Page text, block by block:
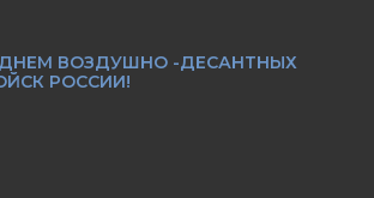
ВОЗДУШНО -ДЕСАНТНЫХ
РОССИИ!